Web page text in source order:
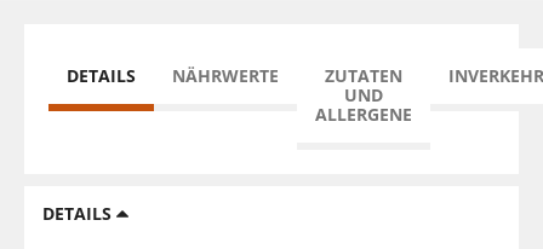
DETAILS NÄHRWERTE
ZUTATEN
UND
ALLERGENE
DETAILS